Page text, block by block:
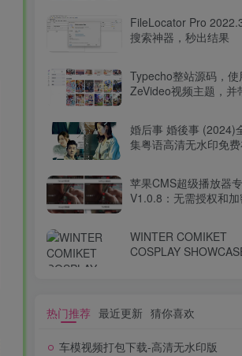
FileLocator Pro
搜索神器，秒出结果
Typecho整站源码，使
ZeVideo视频主题，并
婚后事 婚後事 (2024)
集粤语高清无水印免
苹果CMS超级播放器
V1.0.8：无需授权和
WINTER COMIKET
COSPLAY
热门推荐 最近更新 猜你喜欢
车模视频打包下载-高清无水印版